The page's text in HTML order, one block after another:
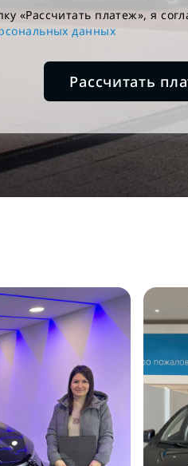
«Рассчитать платеж», я
данных
Рассчитать